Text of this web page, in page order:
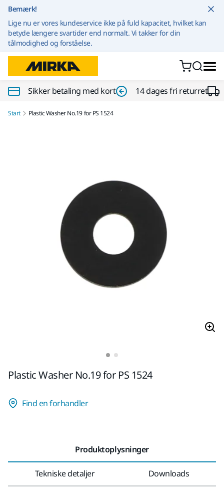
Bemærk!
Lige nu er vores kundeservice ikke på fuld kapacitet, hvilket kan
betyde længere svartider end normalt. Vi takker for din
tålmodighed og forståelse.
Sikker betaling med kort 14 dages fri returret
Start Plastic Washer No.19 for PS 1524
Plastic Washer No.19 for PS 1524
Find en forhandler
Produktoplysninger
Tekniske detaljer Downloads